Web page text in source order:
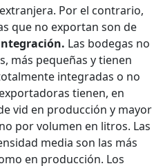
Por el contrario,
que no exportan son de
Las bodegas no
más pequeñas y tienen
integradas o no
tienen, en
vid en producción y mayor
por volumen en litros. Las
media son las más
en producción. Los